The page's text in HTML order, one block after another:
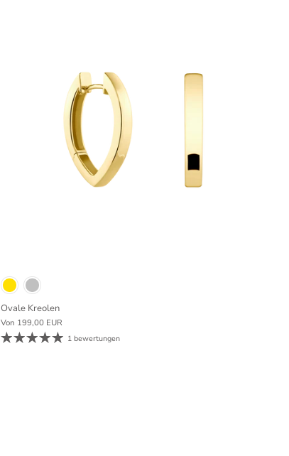
Ovale Kreolen
Von 199,00 EUR
1 bewertungen